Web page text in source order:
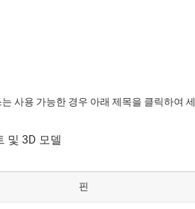
사용 가능한 경우 아래 제목을 클릭하여
핀